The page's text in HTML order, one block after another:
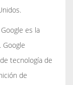
es la
tecnología de
de